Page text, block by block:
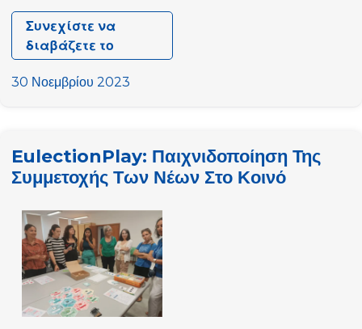
Συνεχίστε να
διαβάζετε το
Εκπαιδευτικό
πρόγραμμα
30 Νοεμβρίου 2023
EulectionPlay: Παιχνιδοποίηση Της
Συμμετοχής Των Νέων Στο Κοινό